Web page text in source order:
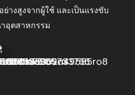
ย่างสูงจากผู้ใช้ และเป็นแรงขับ
อุตสาหกรรม